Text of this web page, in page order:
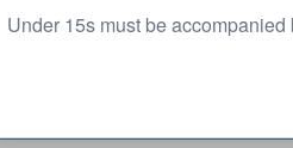
Rad 17 1 - 3 biljetter
Under 15s must be